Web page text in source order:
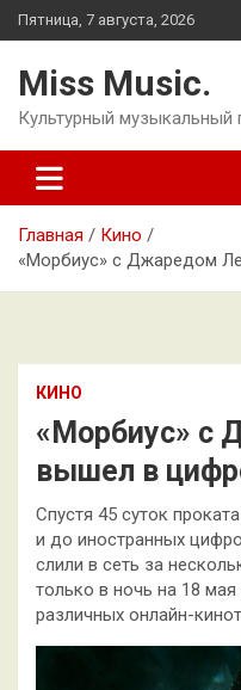
Перейти
к
Пятница, 7 августа, 2026
Miss Music.
Культурный музыкальный
Главная
Кино
«Морбиус» с Джаредом
КИНО
«Морбиус» с
вышел в
Спустя 45 суток
и до иностранных
слили в сеть за
только в ночь на 18
различных онлайн-